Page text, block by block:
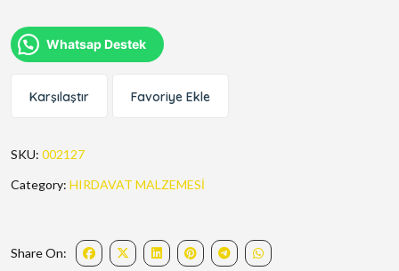
Whatsap Destek
Karşılaştır Favoriye Ekle
SKU: 002127
Category: HIRDAVAT MALZEMESİ
Share On: